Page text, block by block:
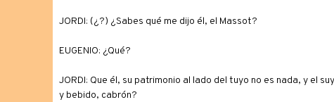
JORDI: (¿?) ¿Sabes qué me dijo él, el Massot?
EUGENIO: ¿Qué?
JORDI: Que él, su patrimonio al lado del tuyo no es nada, y el
y bebido, cabrón?